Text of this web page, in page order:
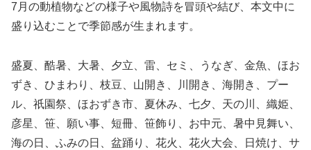
7月の動植物などの様子や風物詩を冒頭や結び、本文中に
盛り込むことで季節感が生まれます。
盛夏、酷暑、大暑、夕立、雷、セミ、うなぎ、金魚、ほお
ずき、ひまわり、枝豆、山開き、川開き、海開き、プー
ル、祇園祭、ほおずき市、夏休み、七夕、天の川、織姫、
彦星、笹、願い事、短冊、笹飾り、お中元、暑中見舞い、
海の日、ふみの日、盆踊り、花火、花火大会、日焼け、サ